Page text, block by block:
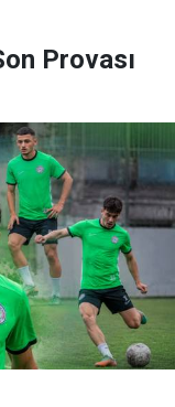
Provası